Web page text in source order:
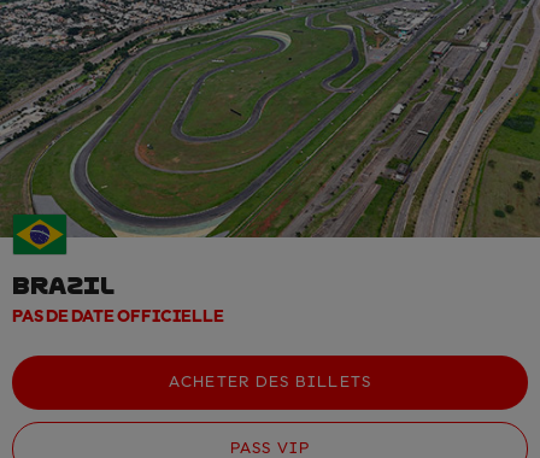
BRAZIL
PAS DE DATE OFFICIELLE
ACHETER DES BILLETS
PASS VIP